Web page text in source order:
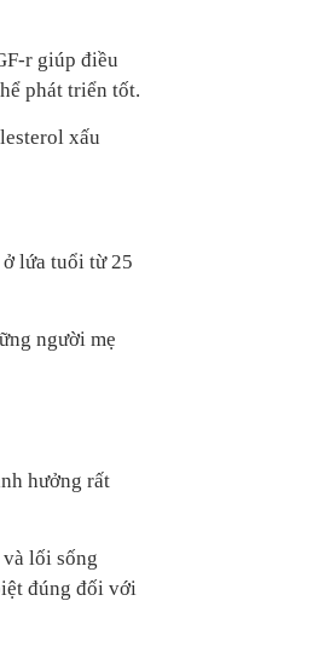
r giúp điều
phát triển tốt.
xấu
lứa tuổi từ 25
người mẹ
hưởng rất
lối sống
đúng đối với